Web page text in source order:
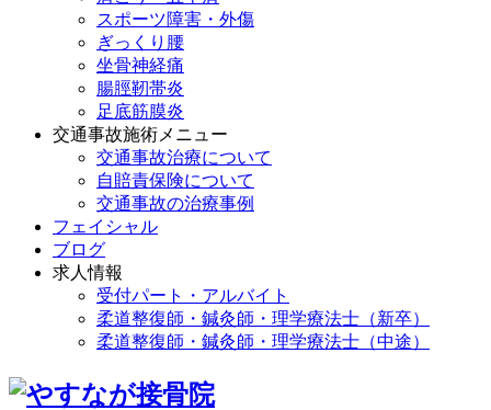
スポーツ障害・外傷
ぎっくり腰
坐骨神経痛
腸脛靭帯炎
足底筋膜炎
交通事故施術メニュー
交通事故治療について
自賠責保険について
交通事故の治療事例
フェイシャル
ブログ
求人情報
受付パート・アルバイト
柔道整復師・鍼灸師・理学療法士（新卒）
柔道整復師・鍼灸師・理学療法士（中途）